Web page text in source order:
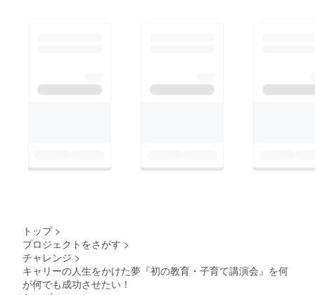
トップ >
プロジェクトをさがす >
チャレンジ >
キャリーの人生をかけた夢『初の教育・子育て講演会』を何
が何でも成功させたい！